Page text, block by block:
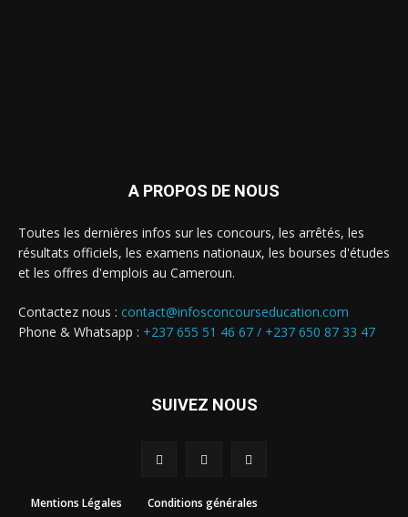
A PROPOS DE NOUS
Toutes les dernières infos sur les concours, les arrêtés, les
résultats officiels, les examens nationaux, les bourses d'études
et les offres d'emplois au Cameroun.
Contactez nous : contact@infosconcourseducation.com
Phone & Whatsapp : +237 655 51 46 67 / +237 650 87 33 47
SUIVEZ NOUS
Mentions Légales Conditions générales